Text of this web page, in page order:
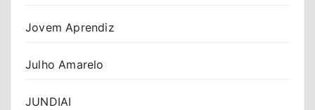
Jovem Aprendiz
Julho Amarelo
JUNDIAI